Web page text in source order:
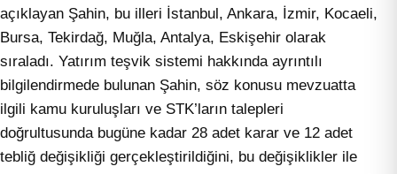
açıklayan Şahin, bu illeri İstanbul, Ankara, İzmir, Kocaeli,
Bursa, Tekirdağ, Muğla, Antalya, Eskişehir olarak
sıraladı. Yatırım teşvik sistemi hakkında ayrıntılı
bilgilendirmede bulunan Şahin, söz konusu mevzuatta
ilgili kamu kuruluşları ve STK’ların talepleri
doğrultusunda bugüne kadar 28 adet karar ve 12 adet
tebliğ değişikliği gerçekleştirildiğini, bu değişiklikler ile